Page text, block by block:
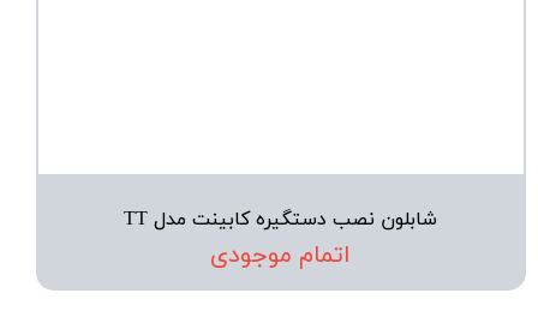
شابلون نصب دستگیره کابینت مدل TT
اتمام موجودی